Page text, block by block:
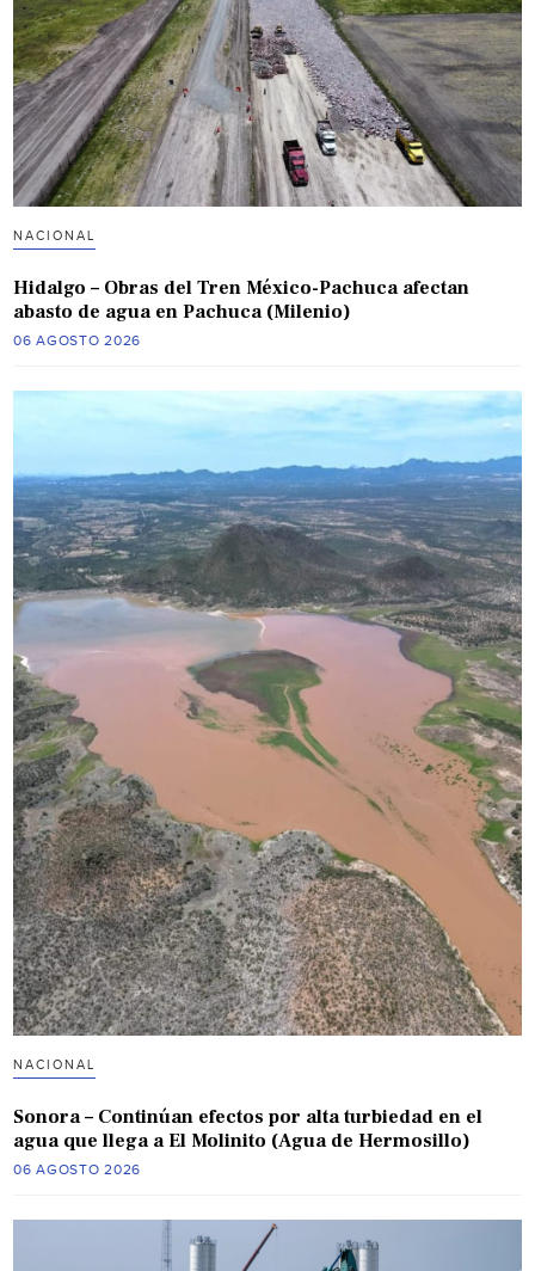
NACIONAL
Hidalgo – Obras del Tren México-Pachuca afectan
abasto de agua en Pachuca (Milenio)
06 AGOSTO 2026
NACIONAL
Sonora – Continúan efectos por alta turbiedad en el
agua que llega a El Molinito (Agua de Hermosillo)
06 AGOSTO 2026